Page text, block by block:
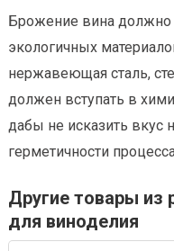
Брожение вина должно
экологичных
нержавеющая сталь,
должен вступать в
дабы не исказить вкус
герметичности
Другие товары из
для виноделия